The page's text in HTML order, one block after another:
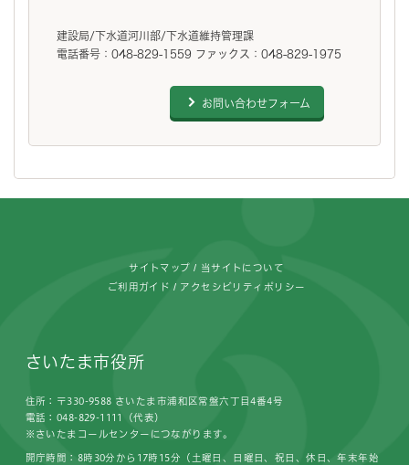
建設局/下水道河川部/下水道維持管理課
電話番号：048-829-1559 ファックス：048-829-1975
お問い合わせフォーム
サイトマップ 当サイトについて
ご利用ガイド アクセシビリティポリシー
さいたま市役所
住所：〒330-9588 さいたま市浦和区常盤六丁目4番4号
電話：048-829-1111（代表）
※さいたまコールセンターにつながります。
開庁時間：8時30分から17時15分（土曜日、日曜日、祝日、休日、年末年始